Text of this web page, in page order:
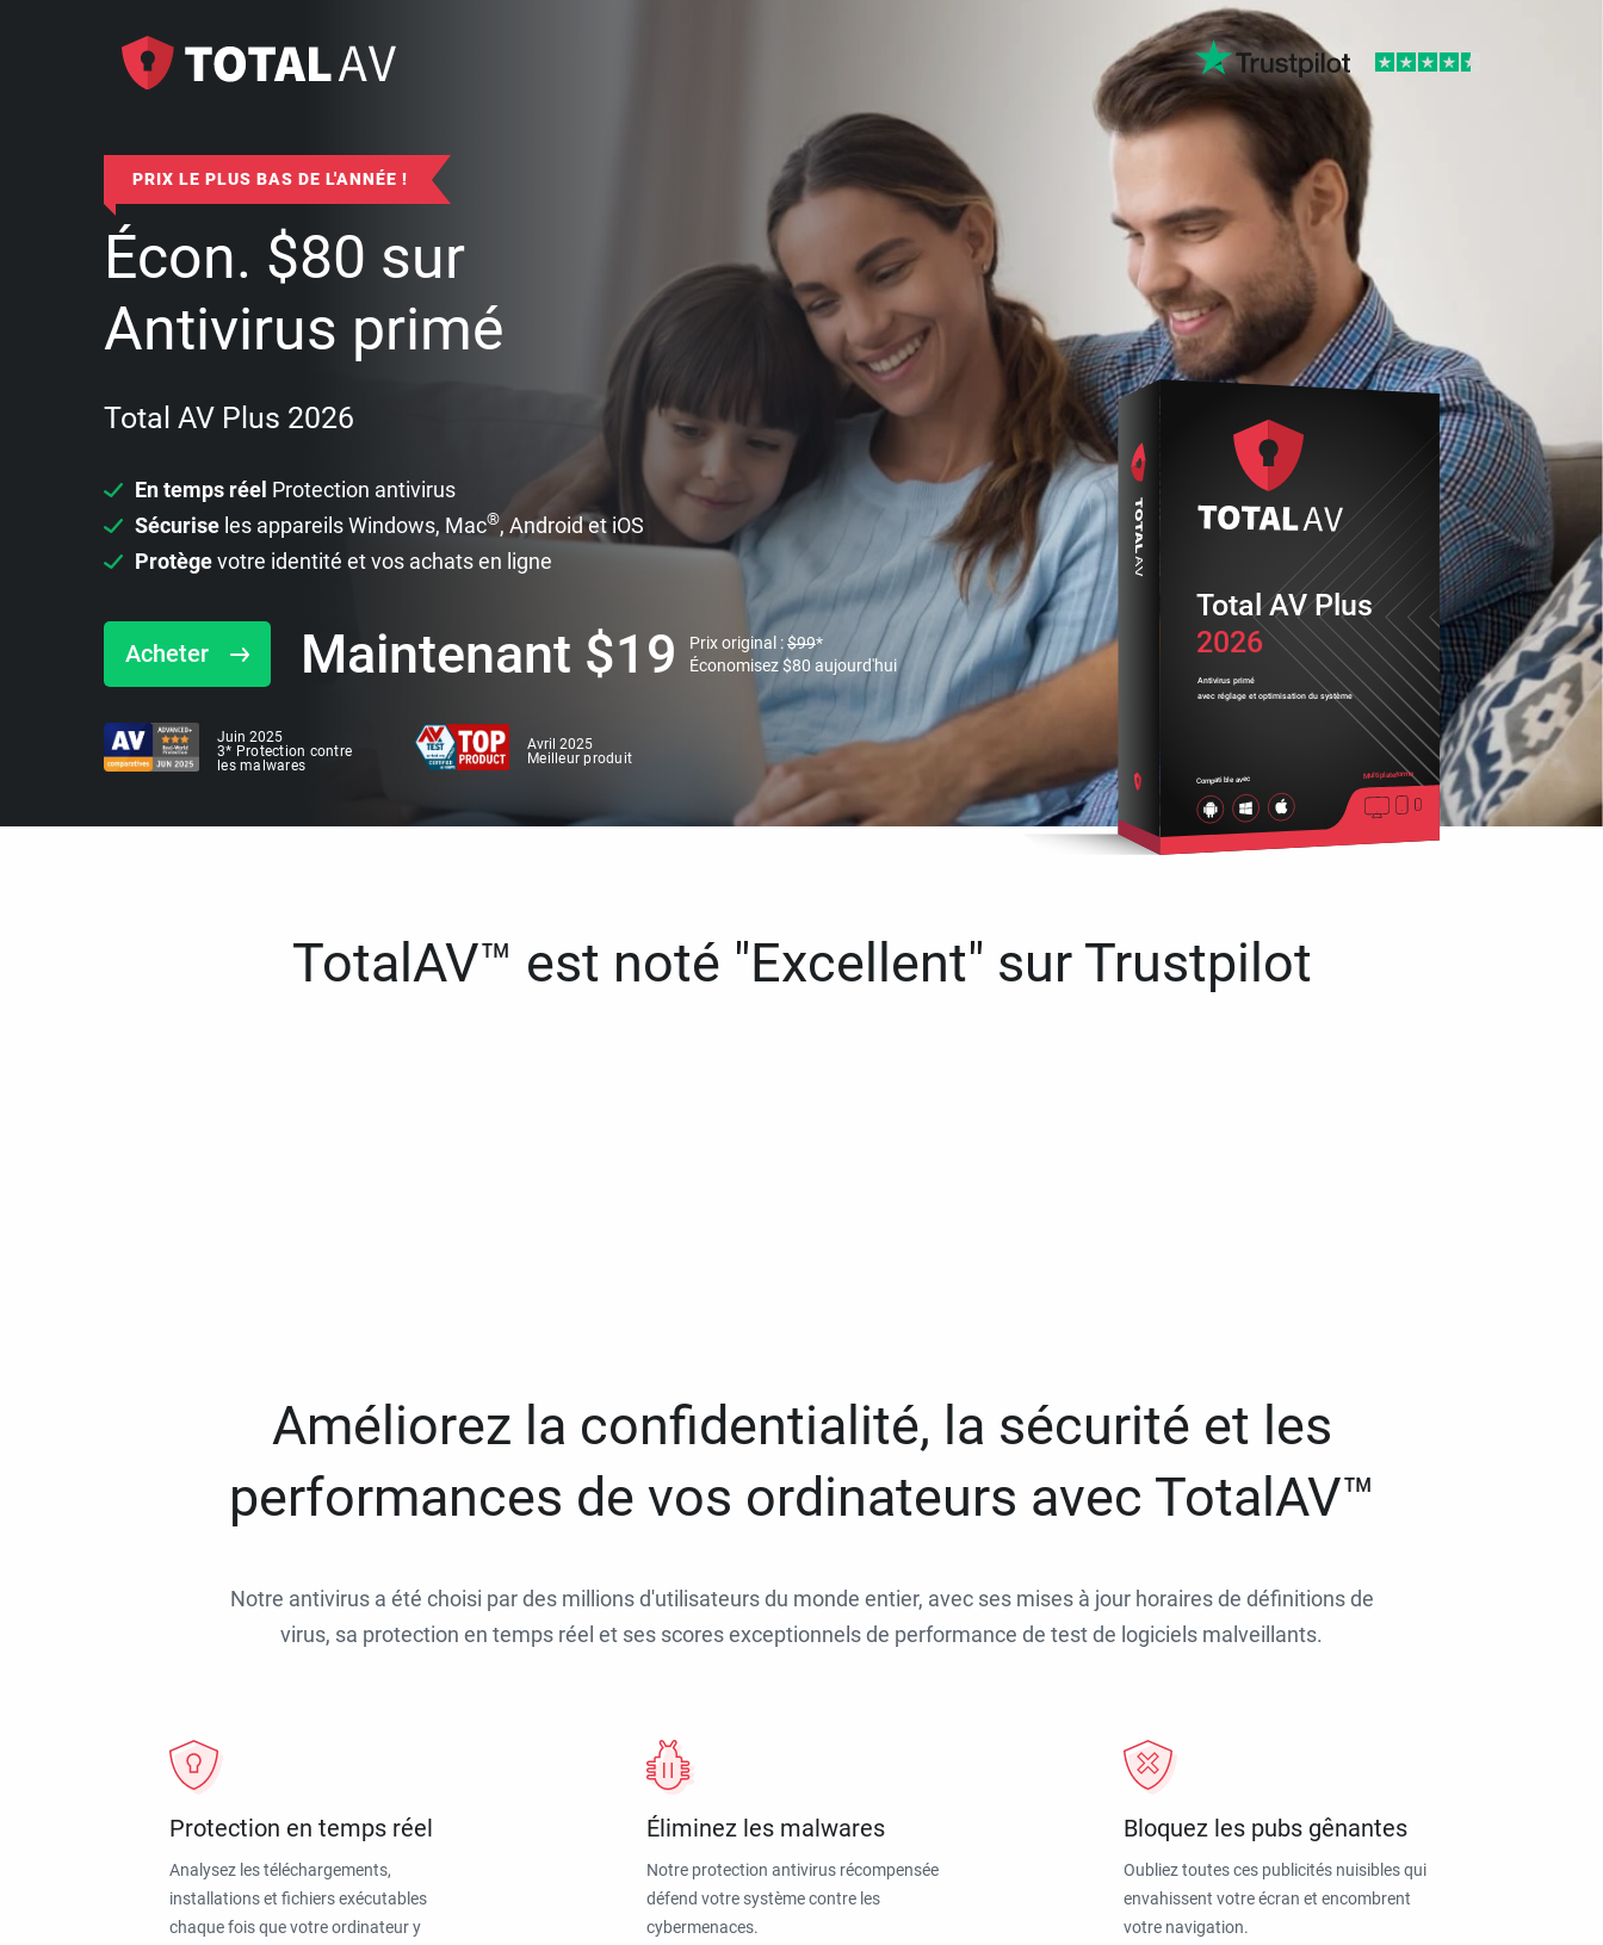
PRIX LE PLUS BAS DE L'ANNÉE !
Écon. $80 sur
Antivirus primé
Total AV Plus 2026
En temps réel Protection antivirus
Sécurise les appareils Windows, Mac®, Android et iOS
Protègevotre identité et vos achats en ligne
Acheter Maintenant $19 Prix original :$99*
Économisez$80 aujourd'hui
Juin 2025
3* Protection contre
les malwares
Avril 2025
Meilleur produit
2026
Antivirus primé
avec réglage et optimisation du système
Compatible avec Multiplateforme
Total AV Plus
TotalAV™ est noté "Excellent" sur Trustpilot
Améliorez la confidentialité, la sécurité et les
performances de vos ordinateurs avec TotalAV™
Notre antivirus a été choisi par des millions d'utilisateurs du monde entier, avec ses mises à jour horaires de définitions de
virus, sa protection en temps réel et ses scores exceptionnels de performance de test de logiciels malveillants.
Protection en temps réel
Analysez les téléchargements,
installations et fichiers exécutables
chaque fois que votre ordinateur y
Éliminez les malwares
Notre protection antivirus récompensée
défend votre système contre les
cybermenaces.
Bloquez les pubs gênantes
Oubliez toutes ces publicités nuisibles qui
envahissent votre écran et encombrent
votre navigation.